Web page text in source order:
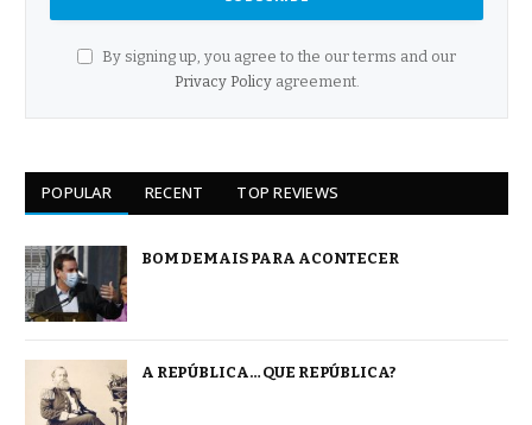
By signing up, you agree to the our terms and our
Privacy Policyagreement.
POPULAR RECENT TOP REVIEWS
BOM DEMAIS PARA ACONTECER
A REPÚBLICA… QUE REPÚBLICA?